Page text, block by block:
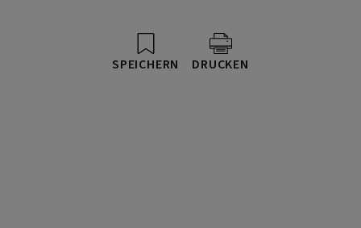
SPEICHERN DRUCKEN